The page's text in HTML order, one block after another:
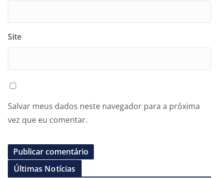
Site
Salvar meus dados neste navegador para a próxima
vez que eu comentar.
Últimas Notícias